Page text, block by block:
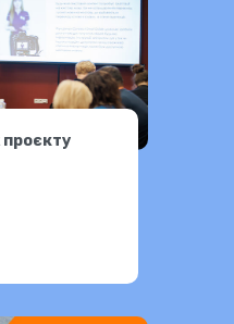
проєкту